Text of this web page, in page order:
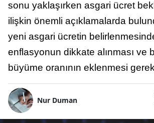
sonu yaklaşırken asgari ücret
ilişkin önemli açıklamalarda
yeni asgari ücretin
enflasyonun dikkate alınması ve
büyüme oranının eklenmesi
Nur Duman